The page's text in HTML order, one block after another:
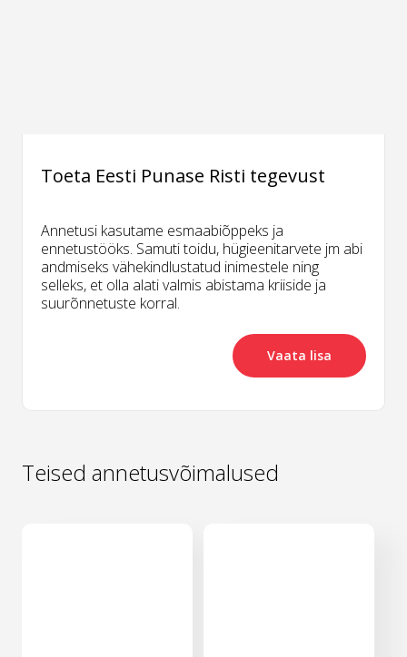
Toeta Eesti Punase Risti tegevust
Annetusi kasutame esmaabiõppeks ja
ennetustööks. Samuti toidu, hügieenitarvete jm abi
andmiseks vähekindlustatud inimestele ning
selleks, et olla alati valmis abistama kriiside ja
suurõnnetuste korral.
Vaata lisa
Teised annetusvõimalused